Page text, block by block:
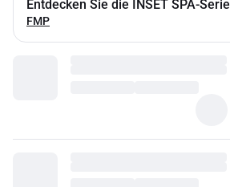
Entdecken Sie die INSET SPA-Serie
FMP